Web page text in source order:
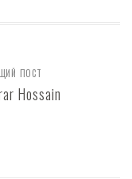
пост
Hossain